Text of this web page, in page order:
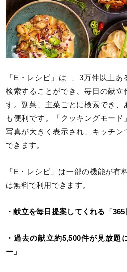
「E・レシピ」は 、3万件以上あ
検索することができ、毎日の献立
す。副菜、主菜ごとに検索でき、
も便利です。「クッキングモー
写真が大きく表示され、キッチン
できます。
「E・レシピ」は一部の機能が有
は無料で利用できます。
・献立を毎日提案してくれる「365
・過去の献立約5,500件が見放題
ー」